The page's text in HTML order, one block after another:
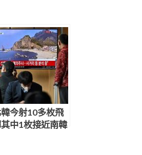
今射10多枚飛
中1枚接近南韓